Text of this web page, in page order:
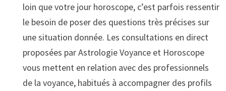
loin que votre jour horoscope, c’est parfois ressentir
le besoin de poser des questions très précises sur
une situation donnée. Les consultations en direct
proposées par Astrologie Voyance et Horoscope
vous mettent en relation avec des professionnels
de la voyance, habitués à accompagner des profils